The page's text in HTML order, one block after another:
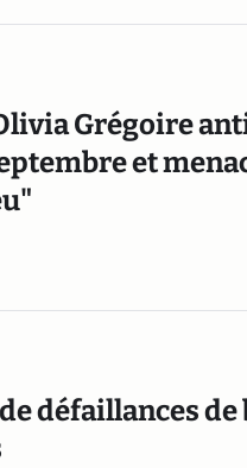
Grégoire
et
défaillances